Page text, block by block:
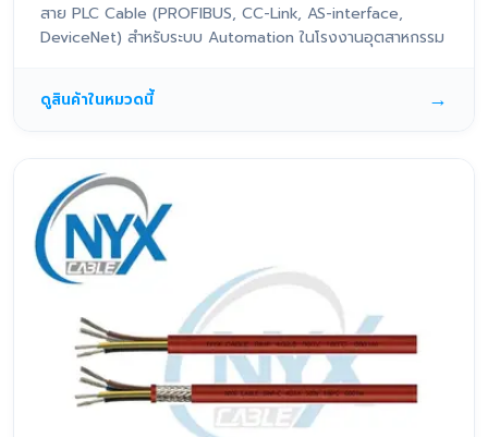
สาย PLC Cable (PROFIBUS, CC-Link, AS-interface,
DeviceNet) สำหรับระบบ Automation ในโรงงานอุตสาหกรรม
ดูสินค้าในหมวดนี้ →